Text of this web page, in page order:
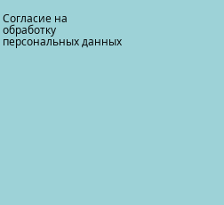
Согласие на
обработку
персональных данных